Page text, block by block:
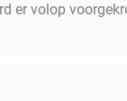
er volop